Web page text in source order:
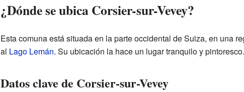
¿Dónde se ubica Corsier-sur-Vevey?
Esta comuna está situada en la parte occidental de Suiza, en una
al Lago Lemán. Su ubicación la hace un lugar tranquilo y pintoresco.
Datos clave de Corsier-sur-Vevey